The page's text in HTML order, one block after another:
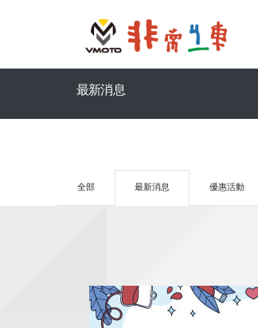
最新消息
全部 最新消息 優惠活動